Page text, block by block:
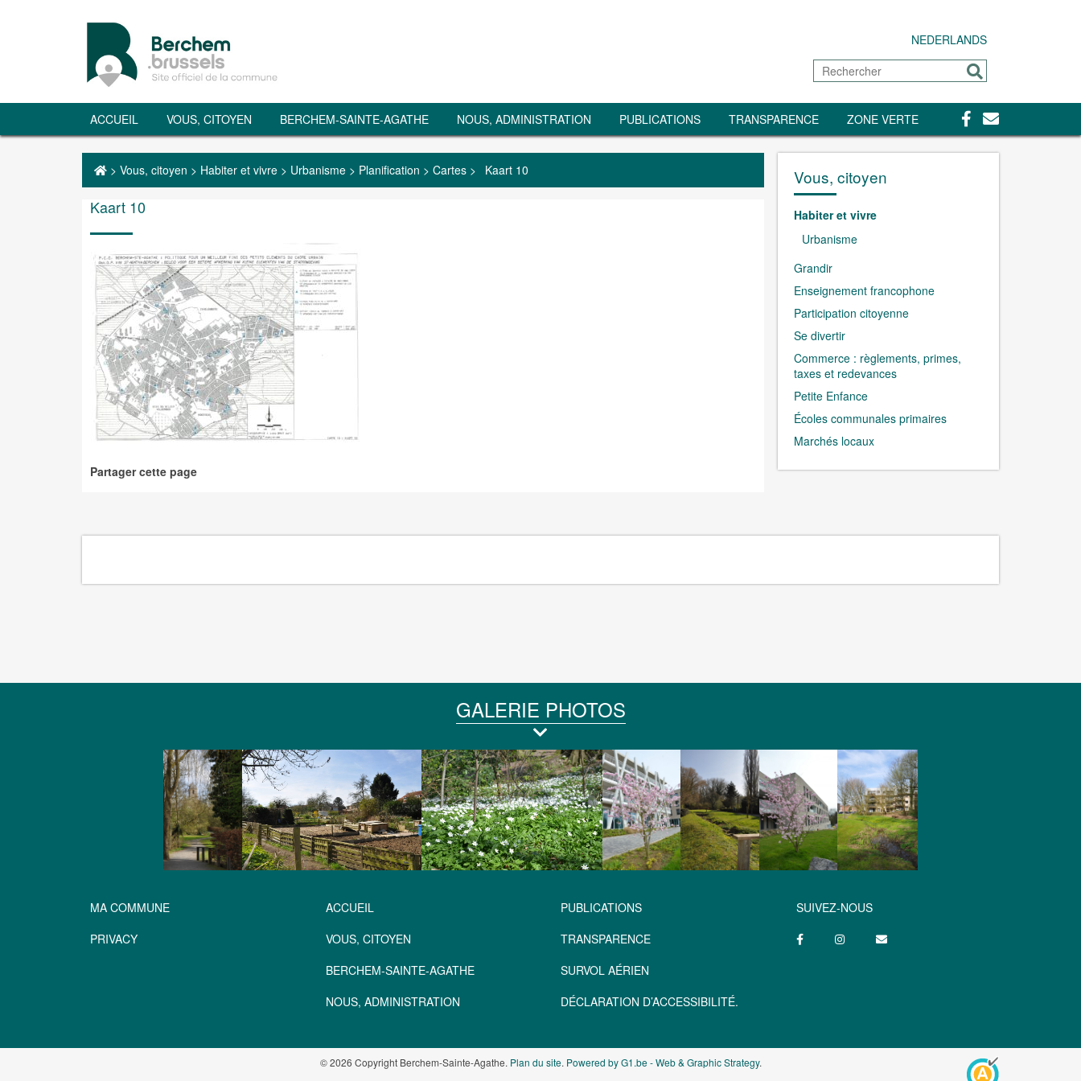
NEDERLANDS
Rechercher
Envoyer
ACCUEIL VOUS, CITOYEN BERCHEM-SAINTE-AGATHE NOUS, ADMINISTRATION PUBLICATIONS TRANSPARENCE ZONE VERTE Facebook
Contact
> Vous, citoyen > Habiter et vivre > Urbanisme > Planification > Cartes > Kaart 10
Kaart 10
Partager cette page
Vous, citoyen
Habiter et vivre
Urbanisme
Grandir
Enseignement francophone
Participation citoyenne
Se divertir
Commerce : règlements, primes,
taxes et redevances
Petite Enfance
Écoles communales primaires
Marchés locaux
GALERIE PHOTOS
MA COMMUNE
PRIVACY
ACCUEIL
VOUS, CITOYEN
BERCHEM-SAINTE-AGATHE
NOUS, ADMINISTRATION
PUBLICATIONS
TRANSPARENCE
SURVOL AÉRIEN
DÉCLARATION D’ACCESSIBILITÉ.
SUIVEZ-NOUS
© 2026 Copyright Berchem-Sainte-Agathe. Plan du site. Powered by G1.be - Web & Graphic Strategy.